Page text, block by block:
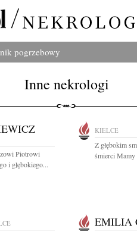
pogrzebowy
Inne nekrologi
Piotrowi
i głębokiego...
KIELCE
Z głębokim
śmierci Mamy
EMILIA